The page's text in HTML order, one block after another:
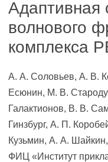
Адаптивная
волнового
комплекса
А. А. Соловьев, А. В.
Есюнин, М. В.
Галактионов, В. В.
Гинзбург, А. П.
Кузьмин, А. А.
ФИЦ «Институт